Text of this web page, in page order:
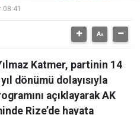
Katmer, partinin 14
dönümü dolayısıyla
açıklayarak AK
Rize’de hayata